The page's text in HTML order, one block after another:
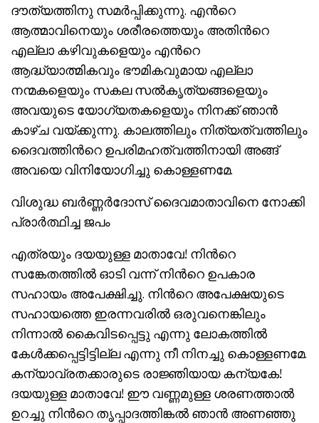
ദൗത്യത്തിനു സമര്‍പ്പിക്കുന്നു. എന്‍റെ
ആത്മാവിനെയും ശരീരത്തെയും അതിന്‍റെ
എല്ലാ കഴിവുകളെയും എന്‍റെ
ആദ്ധ്യാത്മികവും ഭൗമികവുമായ എല്ലാ
നന്മകളെയും സകല സല്‍കൃത്യങ്ങളെയും
അവയുടെ യോഗ്യതകളെയും നിനക്ക് ഞാന്‍
കാഴ്ച വയ്ക്കുന്നു. കാലത്തിലും നിത്യത്വത്തിലും
ദൈവത്തിന്‍റെ ഉപരിമഹത്വത്തിനായി അങ്ങ്
അവയെ വിനിയോഗിച്ചു കൊള്ളണമേ.
വിശുദ്ധ ബര്‍ണ്ണര്‍ദോസ് ദൈവമാതാവിനെ നോക്കി
പ്രാര്‍ത്ഥിച്ച ജപം
എത്രയും ദയയുള്ള മാതാവേ! നിന്‍റെ
സങ്കേതത്തില്‍ ഓടി വന്ന് നിന്‍റെ ഉപകാര
സഹായം അപേക്ഷിച്ചു. നിന്‍റെ അപേക്ഷയുടെ
സഹായത്തെ ഇരന്നവരില്‍ ഒരുവനെങ്കിലും
നിന്നാല്‍ കൈവിടപ്പെട്ടു എന്നു ലോകത്തില്‍
കേള്‍ക്കപ്പെട്ടിട്ടില്ല എന്നു നീ നിനച്ചു കൊള്ളണമേ.
കന്യാവ്രതക്കാരുടെ രാജ്ഞിയായ കന്യകേ!
ദയയുള്ള മാതാവേ! ഈ വണ്ണമുള്ള ശരണത്താല്‍
ഉറച്ചു നിന്‍റെ തൃപ്പാദത്തിങ്കല്‍ ഞാന്‍ അണഞ്ഞു